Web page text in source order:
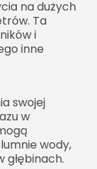
na dużych
Ta
i
inne
swojej
w
wody,